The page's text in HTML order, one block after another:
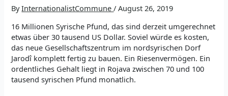
ByInternationalistCommune/August 26, 2019
16 Millionen Syrische Pfund, das sind derzeit umgerechnet
etwas über 30 tausend US Dollar. Soviel würde es kosten,
das neue Gesellschaftszentrum im nordsyrischen Dorf
Jarodî komplett fertig zu bauen. Ein Riesenvermögen. Ein
ordentliches Gehalt liegt in Rojava zwischen 70 und 100
tausend syrischen Pfund monatlich.